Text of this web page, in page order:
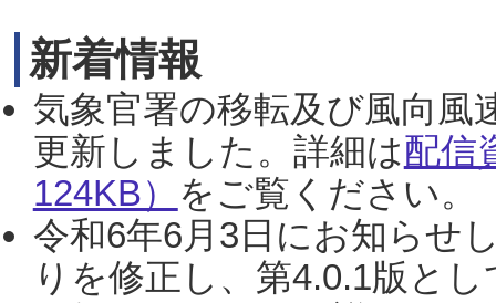
新着情報
気象官署の移転及び風向風
更新しました。詳細は配信
124KB） をご覧ください。
令和6年6月3日にお知らせ
りを修正し、第4.0.1版と